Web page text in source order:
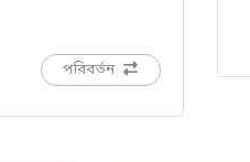
পরিবর্তন